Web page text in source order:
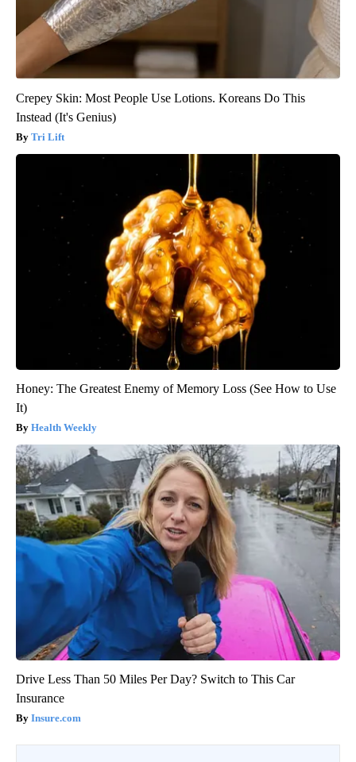
Crepey Skin: Most People Use Lotions. Koreans Do This
Instead (It's Genius)
Tri Lift
Honey: The Greatest Enemy of Memory Loss (See How to Use
It)
Health Weekly
Drive Less Than 50 Miles Per Day? Switch to This Car
Insurance
Insure.com